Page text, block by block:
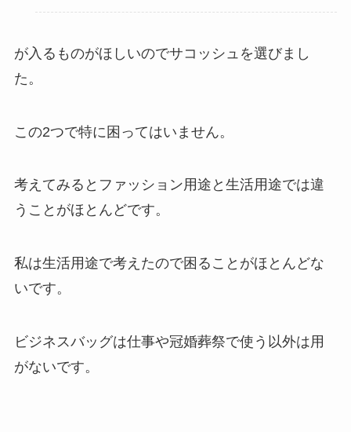
が入るものがほしいのでサコッシュを選びまし
た。
この2つで特に困ってはいません。
考えてみるとファッション用途と生活用途では違
うことがほとんどです。
私は生活用途で考えたので困ることがほとんどな
いです。
ビジネスバッグは仕事や冠婚葬祭で使う以外は用
がないです。